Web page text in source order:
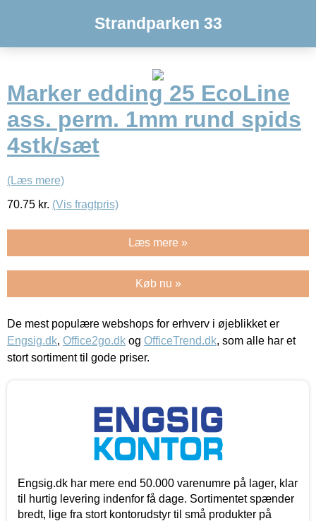
Strandparken 33
Marker edding 25 EcoLine
ass. perm. 1mm rund spids
4stk/sæt
(Læs mere)
70.75 kr. (Vis fragtpris)
Læs mere »
Køb nu »
De mest populære webshops for erhverv i øjeblikket er
Engsig.dk, Office2go.dk og OfficeTrend.dk, som alle har et
stort sortiment til gode priser.
Engsig.dk har mere end 50.000 varenumre på lager, klar
til hurtig levering indenfor få dage. Sortimentet spænder
bredt, lige fra stort kontorudstyr til små produkter på